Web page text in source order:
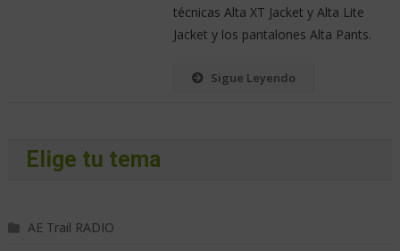
técnicas Alta XT Jacket y Alta Lite
Jacket y los pantalones Alta Pants.
Sigue Leyendo
Elige tu tema
AE Trail RADIO